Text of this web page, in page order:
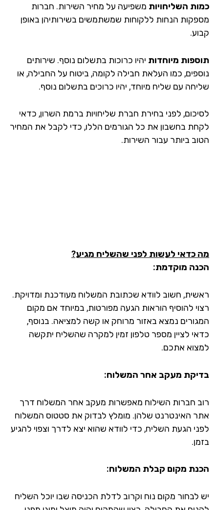
השליחויותמשפיעה על מחיר השירות. חברות
הנחות ללקוחות שמשתמשים בשירותיהן באופן
מיוחדותיהיו כרוכות בתשלום נוסף. שירותים
כמו העלאת חבילה לקומה, ביטוח על החבילה, או
עם שליח מיוחד, יהיו כרוכים בתשלום נוסף.
לפני בחירת חברת שליחויות ברמת השרון, כדאי
בחשבון את כל הגורמים הללו, כדי לקבל את המחיר
ביותר עבור השירות.
כדאי לעשות לפני שהשליח מגיע?
מוקדמת:
חשוב לוודא שכתובת המשלוח מעודכנת ומדויקת.
להוסיף הוראות הגעה מפורטות, במיוחד אם מקום
נמצא באזור מרוחק או קשה למציאה. בנוסף,
לציין מספר טלפון זמין למקרה שהשליח יתקשה
אתכם.
מעקב אחר המשלוח:
חברות השילוח מאפשרות מעקב אחר המשלוח דרך
האינטרנט שלהן. מומלץ לבדוק את סטטוס המשלוח
הגעת השליח, כדי לוודא שהוא יצא לדרך וצפוי להגיע
מקום קבלת המשלוח:
לבחור מקום נוח וקרוב לדלת הכניסה שבו יוכל השליח